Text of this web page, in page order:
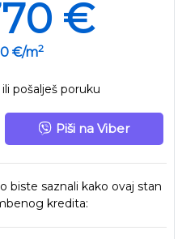
€
€/m2
pošalješ poruku
Piši na Viber
biste saznali kako ovaj stan
kredita: